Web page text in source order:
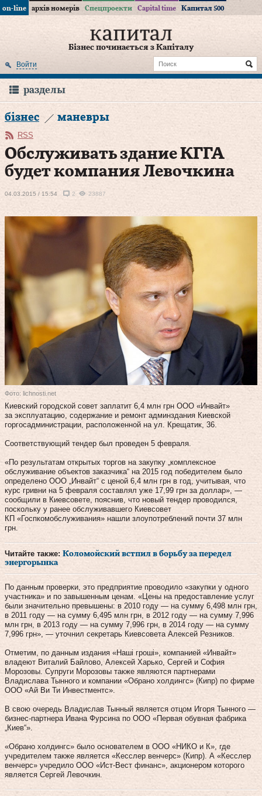
on-line архів номерів Спецпроекти Capital time Капитал 500
Бізнес починається з Капіталу
Войти
разделы
бізнес маневры
RSS
Обслуживать здание КГГА
будет компания Левочкина
04.03.2015 / 15:54 2 23887
Фото: lichnosti.net
Киевский городской совет заплатит 6,4 млн грн ООО «Инвайт»
за эксплуатацию, содержание и ремонт админздания Киевской
горгосадминистрации, расположенной на ул. Крещатик, 36.
Соответствующий тендер был проведен 5 февраля.
«По результатам открытых торгов на закупку „комплексное
обслуживание объектов заказчика“ на 2015 год победителем было
определено ООО „Инвайт“ с ценой 6,4 млн грн в год, учитывая, что
курс гривни на 5 февраля составлял уже 17,99 грн за доллар», —
сообщили в Киевсовете, пояснив, что новый тендер проводился,
поскольку у ранее обслуживавшего Киевсовет
КП «Госпкомобслуживания» нашли злоупотреблений почти 37 млн
грн.
Читайте также: Коломойский встпил в борьбу за передел
энергорынка
По данным проверки, это предприятие проводило «закупки у одного
участника» и по завышенным ценам. «Цены на предоставление услуг
были значительно превышены: в 2010 году — на сумму 6,498 млн грн,
в 2011 году — на сумму 6,495 млн грн, в 2012 году — на сумму 7,996
млн грн, в 2013 году — на сумму 7,996 грн, в 2014 году — на сумму
7,996 грн», — уточнил секретарь Киевсовета Алексей Резников.
Отметим, по данным издания «Наші гроші», компанией «Инвайт»
владеют Виталий Байлово, Алексей Харько, Сергей и София
Морозовы. Супруги Морозовы также являются партнерами
Владислава Тынного и компании «Обрано холдингс» (Кипр) по фирме
ООО «Ай Ви Ти Инвестментс».
В свою очередь Владислав Тынный является отцом Игоря Тынного —
бизнес-партнера Ивана Фурсина по ООО «Первая обувная фабрика
„Киев“».
«Обрано холдингс» было основателем в ООО «НИКО и К», где
учредителем также является «Кесслер венчерс» (Кипр). А «Кесслер
венчерс» учредило ООО «Ист-Вест финанс», акционером которого
является Сергей Левочкин.